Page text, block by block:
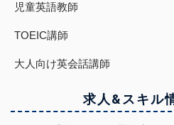
児童英語教師
TOEIC講師
大人向け英会話講師
求人&スキル